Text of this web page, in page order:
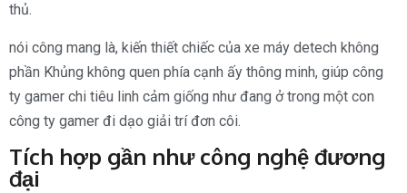
thủ.
nói công mang là, kiến thiết chiếc của xe máy detech không
phần Khủng không quen phía cạnh ấy thông minh, giúp công
ty gamer chi tiêu linh cảm giống như đang ở trong một con
công ty gamer đi dạo giải trí đơn côi.
Tích hợp gần như công nghệ đương
đại